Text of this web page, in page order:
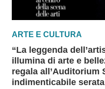
ARTE E CULTURA
“La leggenda
illumina di arte e
regala all’Auditorium
indimenticabile serata